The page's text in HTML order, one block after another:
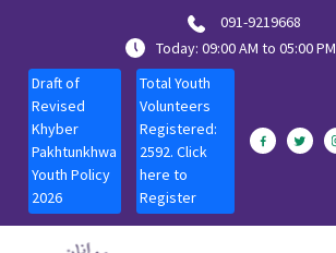
091-9219668
Today: 09:00 AM to 05:00 PM
Draft of
Revised
Khyber
Pakhtunkhwa
Youth Policy
2026
Total Youth
Volunteers
Registered:
2592. Click
here to
Register